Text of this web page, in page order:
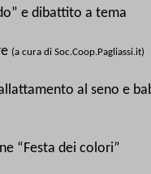
e dibattito a tema
(a cura di Soc.Coop.Pagliassi.it)
al seno e
“Festa dei colori”